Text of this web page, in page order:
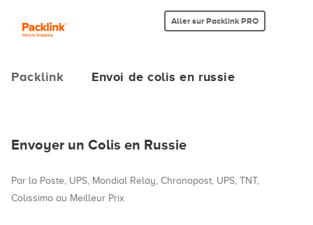
Aller sur Packlink PRO
Packlink Envoi de colis en russie
Envoyer un Colis en Russie
Par la Poste, UPS, Mondial Relay, Chronopost, UPS, TNT,
Colissimo au Meilleur Prix